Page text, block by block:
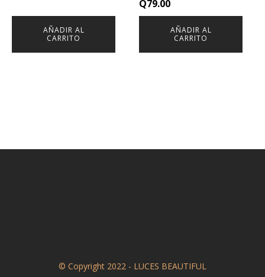
AÑADIR AL
CARRITO
Q79.00
AÑADIR AL
CARRITO
© Copyright 2022 - LUCES BEAUTIFUL